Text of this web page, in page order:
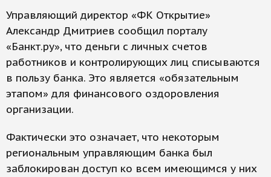
Управляющий директор «ФК Открытие»
Александр Дмитриев сообщил порталу
«Банкт.ру», что деньги с личных счетов
работников и контролирующих лиц списываются
в пользу банка. Это является «обязательным
этапом» для финансового оздоровления
организации.
Фактически это означает, что некоторым
региональным управляющим банка был
заблокирован доступ ко всем имеющимся у них